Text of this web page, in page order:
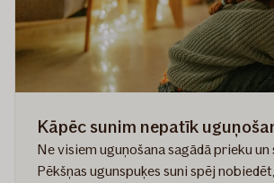
Kāpēc sunim nepatīk
Ne visiem uguņošana sagādā prieku
Pēkšņas ugunspuķes suni spēj